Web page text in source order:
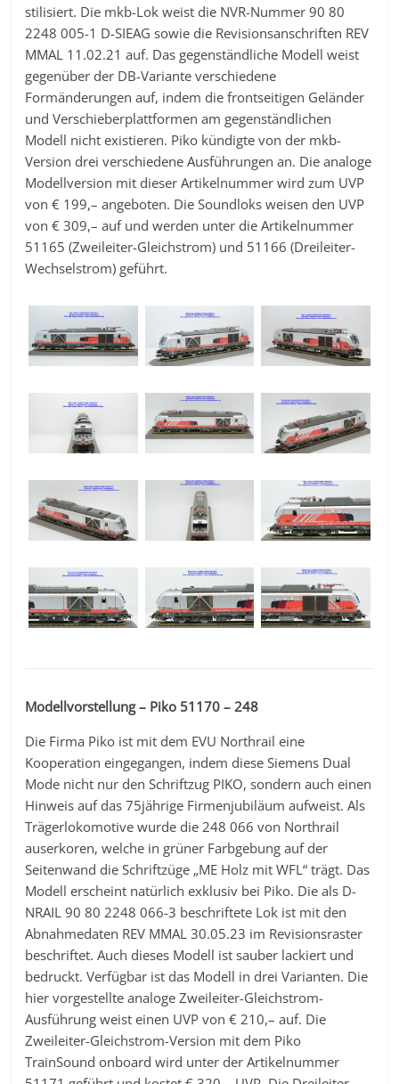
stilisiert. Die mkb-Lok weist die NVR-Nummer 90 80
2248 005-1 D-SIEAG sowie die Revisionsanschriften REV
MMAL 11.02.21 auf. Das gegenständliche Modell weist
gegenüber der DB-Variante verschiedene
Formänderungen auf, indem die frontseitigen Geländer
und Verschieberplattformen am gegenständlichen
Modell nicht existieren. Piko kündigte von der mkb-
Version drei verschiedene Ausführungen an. Die analoge
Modellversion mit dieser Artikelnummer wird zum UVP
von € 199,– angeboten. Die Soundloks weisen den UVP
von € 309,– auf und werden unter die Artikelnummer
51165 (Zweileiter-Gleichstrom) und 51166 (Dreileiter-
Wechselstrom) geführt.
Modellvorstellung – Piko 51170 – 248
Die Firma Piko ist mit dem EVU Northrail eine
Kooperation eingegangen, indem diese Siemens Dual
Mode nicht nur den Schriftzug PIKO, sondern auch einen
Hinweis auf das 75jährige Firmenjubiläum aufweist. Als
Trägerlokomotive wurde die 248 066 von Northrail
auserkoren, welche in grüner Farbgebung auf der
Seitenwand die Schriftzüge „ME Holz mit WFL“ trägt. Das
Modell erscheint natürlich exklusiv bei Piko. Die als D-
NRAIL 90 80 2248 066-3 beschriftete Lok ist mit den
Abnahmedaten REV MMAL 30.05.23 im Revisionsraster
beschriftet. Auch dieses Modell ist sauber lackiert und
bedruckt. Verfügbar ist das Modell in drei Varianten. Die
hier vorgestellte analoge Zweileiter-Gleichstrom-
Ausführung weist einen UVP von € 210,– auf. Die
Zweileiter-Gleichstrom-Version mit dem Piko
TrainSound onboard wird unter der Artikelnummer